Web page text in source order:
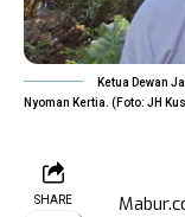
Ketua Dewan
Nyoman Kertia. (Foto: JH
SHARE